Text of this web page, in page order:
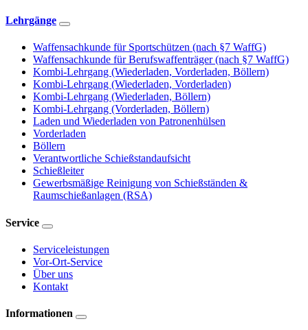
Lehrgänge
Waffensachkunde für Sportschützen (nach §7 WaffG)
Waffensachkunde für Berufswaffenträger (nach §7 WaffG)
Kombi-Lehrgang (Wiederladen, Vorderladen, Böllern)
Kombi-Lehrgang (Wiederladen, Vorderladen)
Kombi-Lehrgang (Wiederladen, Böllern)
Kombi-Lehrgang (Vorderladen, Böllern)
Laden und Wiederladen von Patronenhülsen
Vorderladen
Böllern
Verantwortliche Schießstandaufsicht
Schießleiter
Gewerbsmäßige Reinigung von Schießständen &
Raumschießanlagen (RSA)
Service
Serviceleistungen
Vor-Ort-Service
Über uns
Kontakt
Informationen